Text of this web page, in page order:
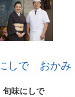
しで おかみ
旬味にしで